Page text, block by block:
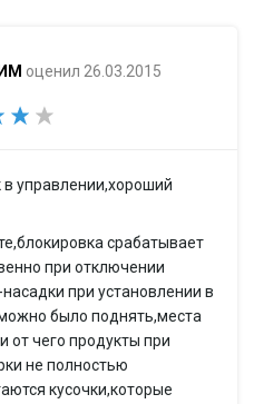
оценил 26.03.2015
управлении,хороший
срабатывает
при отключении
при установлении в
было поднять,места
от чего продукты при
не полностью
кусочки,которые